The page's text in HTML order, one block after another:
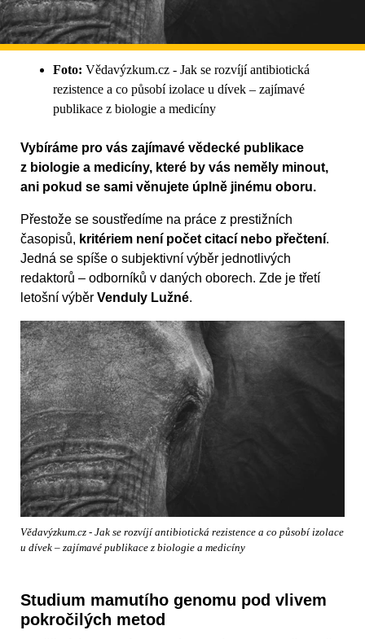
Foto: Vědavýzkum.cz - Jak se rozvíjí antibiotická
rezistence a co působí izolace u dívek – zajímavé
publikace z biologie a medicíny
Vybíráme pro vás zajímavé vědecké publikace
z biologie a medicíny, které by vás neměly minout,
ani pokud se sami věnujete úplně jinému oboru.
Přestože se soustředíme na práce z prestižních
časopisů, kritériem není počet citací nebo přečtení.
Jedná se spíše o subjektivní výběr jednotlivých
redaktorů – odborníků v daných oborech. Zde je třetí
letošní výběr Venduly Lužné.
Vědavýzkum.cz - Jak se rozvíjí antibiotická rezistence a co působí izolace
u dívek – zajímavé publikace z biologie a medicíny
Studium mamutího genomu pod vlivem
pokročilých metod